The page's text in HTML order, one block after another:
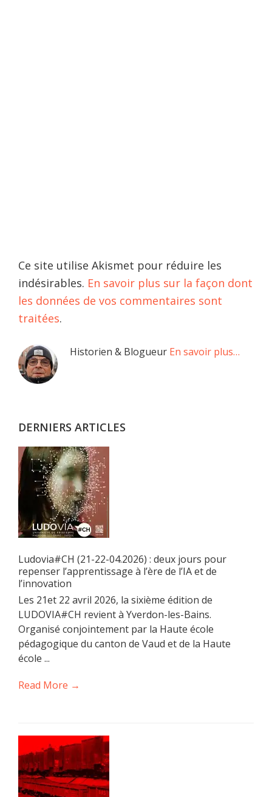
Ce site utilise Akismet pour réduire les
indésirables. En savoir plus sur la façon dont
les données de vos commentaires sont
traitées.
Barre
latérale
Historien & Blogueur En savoir plus…
DERNIERS ARTICLES
Ludovia#CH (21-22-04.2026) : deux jours pour
repenser l’apprentissage à l’ère de l’IA et de
l’innovation
Les 21et 22 avril 2026, la sixième édition de
LUDOVIA#CH revient à Yverdon-les-Bains.
Organisé conjointement par la Haute école
pédagogique du canton de Vaud et de la Haute
école ...
Read More →